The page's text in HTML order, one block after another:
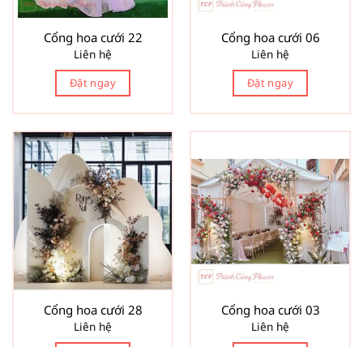
Cổng hoa cưới 22
Liên hệ
Đặt ngay
Cổng hoa cưới 06
Liên hệ
Đặt ngay
Cổng hoa cưới 28
Liên hệ
Cổng hoa cưới 03
Liên hệ